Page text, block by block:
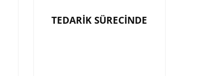
TEDARİK SÜRECİNDE